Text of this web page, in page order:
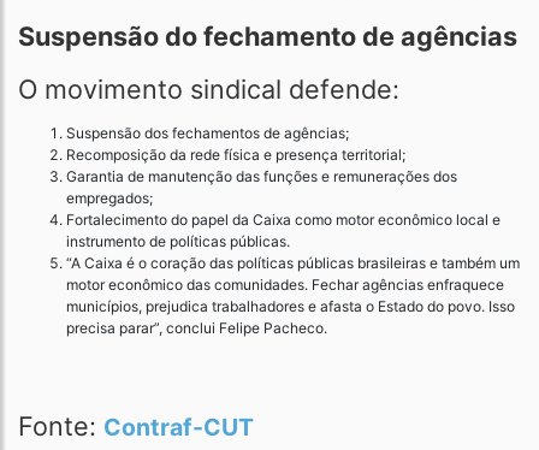
Suspensão do fechamento de agências
O movimento sindical defende:
Suspensão dos fechamentos de agências;
Recomposição da rede física e presença territorial;
Garantia de manutenção das funções e remunerações dos
empregados;
Fortalecimento do papel da Caixa como motor econômico local e
instrumento de políticas públicas.
“A Caixa é o coração das políticas públicas brasileiras e também um
motor econômico das comunidades. Fechar agências enfraquece
municípios, prejudica trabalhadores e afasta o Estado do povo. Isso
precisa parar”, conclui Felipe Pacheco.
Fonte: Contraf-CUT